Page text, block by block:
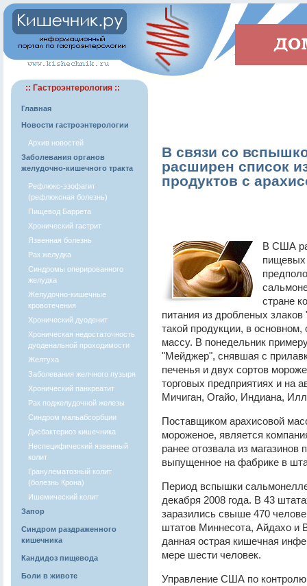
:: Гастроэнтерология ::
Главная
Новости гастроэнтерологии
Архив новостей
Заболевания органов
желудочно-кишечного тракта
Рефлюкс-эзофагит
(рефлюксная болезнь)
Пищевод Баррета
Хронический гастрит
Язвенная болезнь
Рак желудка
Синдромы оперированного
желудка
Желудочно-кишечные
кровотечения
Хронический дуоденит
Хроническая недостаточность
дуоденальной проходимости
Желтуха
Заболевания желчного пузыря
Хронический панкреатит
Рак поджелудочной железы
Синдром мальабсорбции
Дисбактериоз кишечника
Неспецифический язвенный
колит
Гранулематозный колит
(болезнь Крона)
Ишемический колит
Запор
Синдром раздраженного
кишечника
Кандидоз пищевода
Боли в животе
В связи со
расширен список
продуктов с
В США
пищевых
стране
питания из дробленых злаков
такой продукции, в
массу. В понедельник
"Мейджер", снявшая с
печенья и двух сортов
торговых предприятиях и на
Мичиган, Огайо, Индиана,
Поставщиком арахисовой
мороженое, является
ранее отозвала из магазинов
выпущенное на фабрике в
Период вспышки
декабря 2008 года. В 43
заразились свыше 470
штатов Миннесота, Айдахо и
данная острая кишечная
мере шести человек.
Управление США по контролю